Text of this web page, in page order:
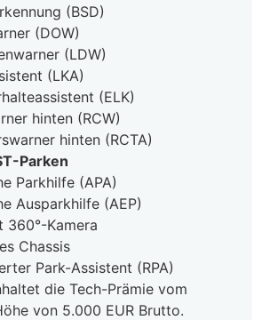
(BSD)
(DOW)
(LDW)
(LKA)
(ELK)
hinten (RCW)
hinten (RCTA)
Parken
Parkhilfe (APA)
Ausparkhilfe (AEP)
360°-Kamera
Chassis
Park-Assistent (RPA)
die Tech-Prämie vom
von 5.000 EUR Brutto.